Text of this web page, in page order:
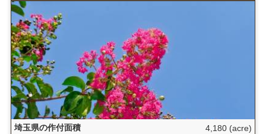
埼玉県の作付面積 4,180 (acre)